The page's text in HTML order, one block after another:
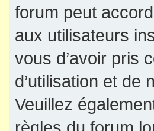
forum peut
aux utilisateurs
vous d’avoir pris
d’utilisation et de
Veuillez
règles du forum